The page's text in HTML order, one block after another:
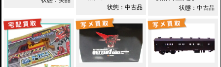
状態：中古品 状態：中古品